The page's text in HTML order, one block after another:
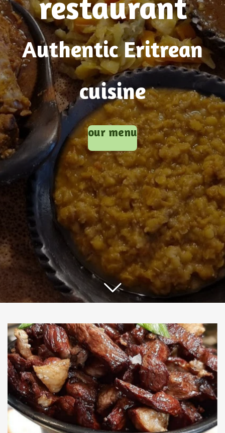
Authentic Eritrean
cuisine
our menu